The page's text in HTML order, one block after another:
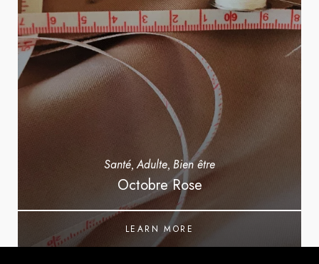
Santé Adulte Bien être
Octobre Rose
LEARN MORE